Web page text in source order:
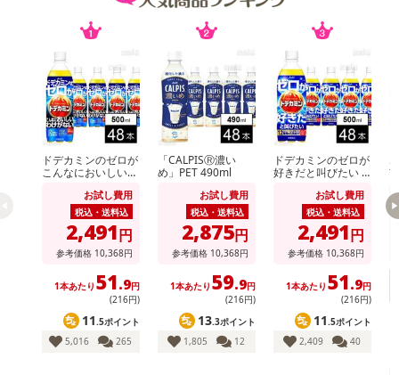
のでご了承ください。
【キャンセルについて】
※お申込み後のキャンセルはお受けできません。
記載されている内容を必ずご確認いただき、お届けする商品セット
にご納得いただきましたうえでお申し込みください。
※パッケージ変更や商品リニューアル（成分など含む）等により、
参考の掲載画像や画像内のバーコードなど、お届け商品と多少異な
る場合がございます。
また、[新たな加工食品の原料原産地表示制度]の経過措置期間の終
了により、商品詳細内に記載の原産国・原材料の表記が旧表記の場
合がございます。
あらかじめご了承いただいた上でお申込みください。なお、本理由
によるお申込み後のキャンセル・返品交換は対応いたしかねます。
【お支払いについて】
※送料はお試し費用に含まれております。
ドデカミンのゼロが
こんなにおいしいわ
お試し費用
税込・送料込
2,491円
参考価格 10,368円
1本あたり 51.9円
(216円)
11 .5ポイント
5,016
265
「CALPISⓇ濃い
め」PET 490ml
お試し費用
税込・送料込
2,875円
参考価格 10,368円
1本あたり 59.9円
(216円)
13.3ポイント
1,805
12
ドデカミンのゼロが
好きだと叫びたい P
お試し費用
税込・送料込
2,491円
参考価格 10,368円
1本あたり 51.9円
(216円)
11 .5ポイント
2,409
40